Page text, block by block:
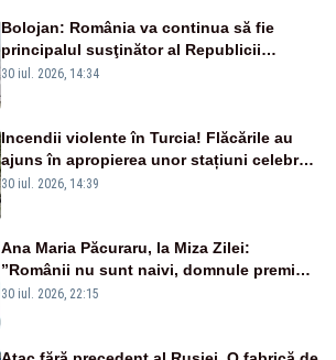
Bolojan: România va continua să fie
principalul susţinător al Republicii
Moldova la nivelul Uniunii Europene
30 iul. 2026, 14:34
Incendii violente în Turcia! Flăcările au
ajuns în apropierea unor stațiuni celebre:
sute de persoane, evacuate
30 iul. 2026, 14:39
Ana Maria Păcuraru, la Miza Zilei:
”Românii nu sunt naivi, domnule premier
Bolojan”
30 iul. 2026, 22:15